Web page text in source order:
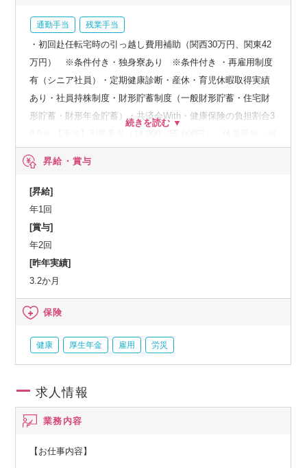
通勤手当 残業手当
・初回赴任転宅時の引っ越し費用補助（関西30万円、関東42
万円） ※条件付き・独身寮あり ※条件付き ・再雇用制度
有（シニア社員）・定期健康診断・産休・育児休暇取得実績
あり・社員持株制度・財形貯蓄制度（一般財形貯蓄・住宅財
形貯蓄・財形年金貯蓄）・共済会With・健康保険の負担割合3
法定外60時間超手当、休日出張手当、研修手当など
昇給・賞与
[昇給]
年1回
[賞与]
年2回
[昨年実績]
3.2か月
保険
健康 厚生年金 雇用 労災
求人情報
業務内容
【お仕事内容】